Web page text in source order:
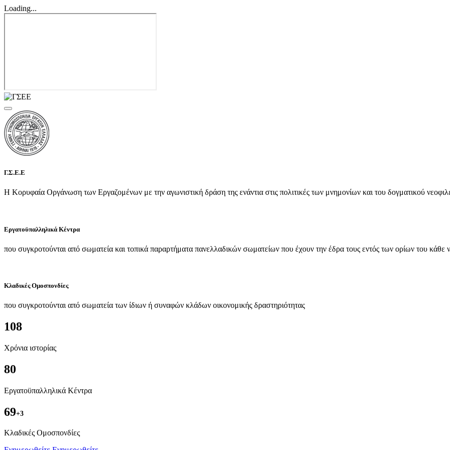
Loading...
Γ.Σ.Ε.Ε
Η Κορυφαία Οργάνωση των Εργαζομένων με την αγωνιστική δράση της ενάντια στις πολιτικές των μνημονίων και του δογματικού
Εργατοϋπαλληλικά Κέντρα
που συγκροτούνται από σωματεία και τοπικά παραρτήματα πανελλαδικών σωματείων που έχουν την έδρα τους εντός των ορίων του κάθε
Κλαδικές Ομοσπονδίες
που συγκροτούνται από σωματεία των ίδιων ή συναφών κλάδων οικονομικής δραστηριότητας
108
Χρόνια ιστορίας
80
Εργατοϋπαλληλικά Κέντρα
69+3
Kλαδικές Ομοσπονδίες